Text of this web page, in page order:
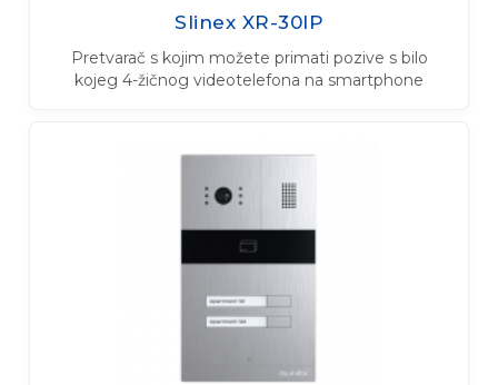
Slinex XR-30IP
Pretvarač s kojim možete primati pozive s bilo
kojeg 4-žičnog videotelefona na smartphone